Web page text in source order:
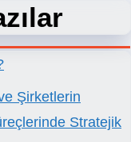
Şirketlerin
Stratejik